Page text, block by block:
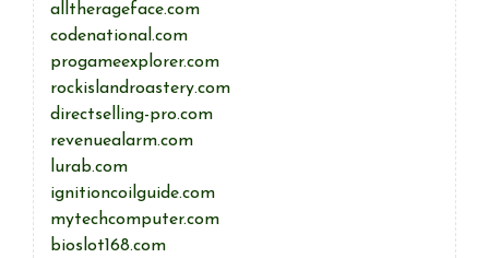
alltherageface.com
codenational.com
progameexplorer.com
rockislandroastery.com
directselling-pro.com
revenuealarm.com
lurab.com
ignitioncoilguide.com
mytechcomputer.com
bioslot168.com